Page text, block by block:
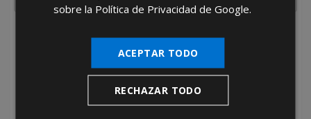
He leído y acepto laPolítica de Privacidad
sobre la Política de Privacidad de Google.
ACEPTAR TODO
RECHAZAR TODO